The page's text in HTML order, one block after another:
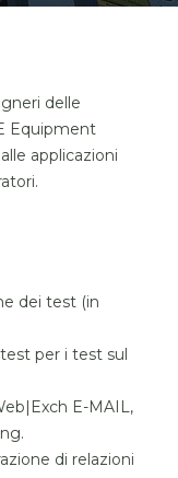
delle
Equipment
applicazioni
dei test (in
per i test sul
E-MAIL,
di relazioni